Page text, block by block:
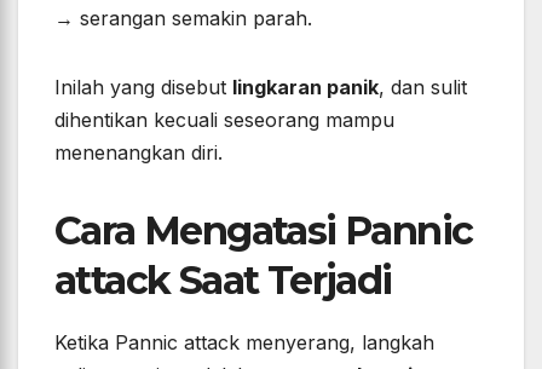
→ serangan semakin parah.
Inilah yang disebut lingkaran panik, dan sulit
dihentikan kecuali seseorang mampu
menenangkan diri.
Cara Mengatasi Pannic
attack Saat Terjadi
Ketika Pannic attack menyerang, langkah